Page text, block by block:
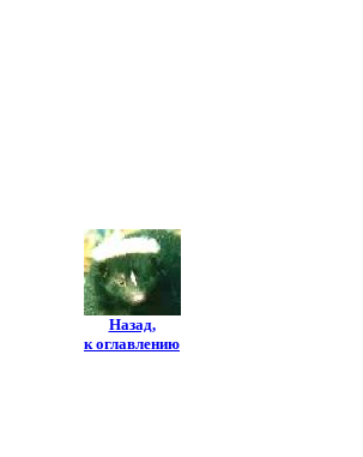
Назад,
к оглавлению